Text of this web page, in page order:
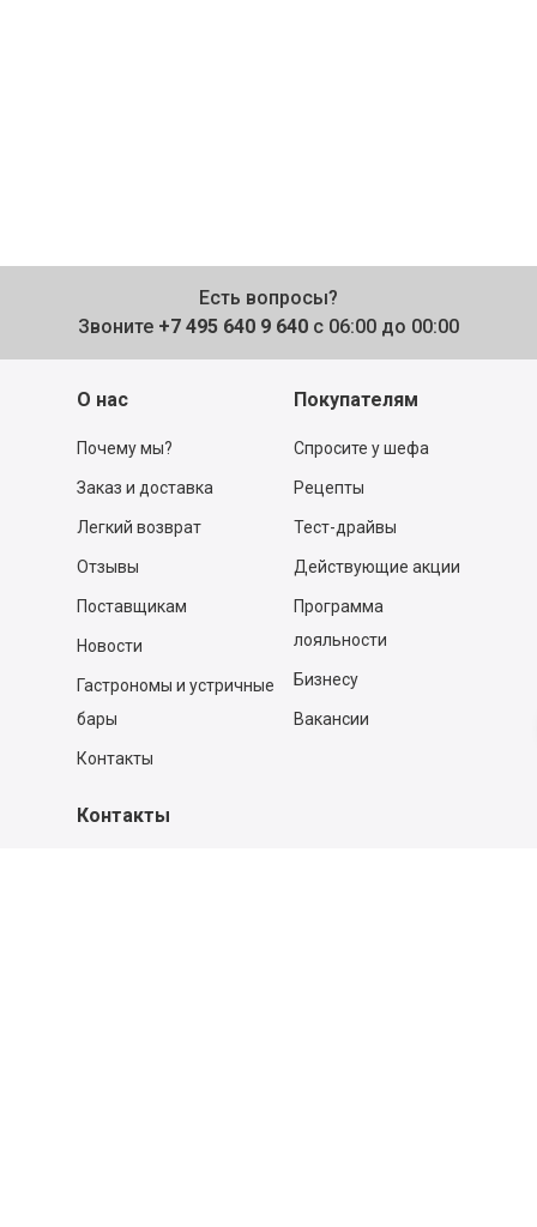
Есть вопросы?
Звоните +7 495 640 9 640 с 06:00 до 00:00
О нас
Почему мы?
Заказ и доставка
Легкий возврат
Отзывы
Поставщикам
Новости
Гастрономы и устричные
бары
Контакты
Покупателям
Спросите у шефа
Рецепты
Тест-драйвы
Действующие акции
Программа
лояльности
Бизнесу
Вакансии
Контакты